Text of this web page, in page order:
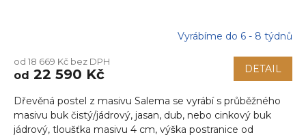
Vyrábíme do 6 - 8 týdnů
od 18 669 Kč bez DPH
od 22 590 Kč DETAIL
Dřevěná postel z masivu Salema se vyrábí s průběžného
masivu buk čistý/jádrový, jasan, dub, nebo cinkový buk
jádrový, tloušťka masivu 4 cm, výška postranice od